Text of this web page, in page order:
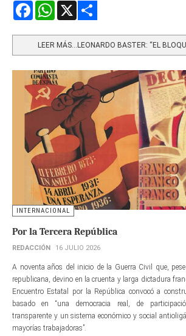
FacebookWhatsApp
LEER MÁS…LEONARDO BASTER: “EL
INTERNACIONAL
Por la Tercera República
REDACCIÓN 16 JULIO 2026
A noventa años del inicio de la Guerra Civil que,
republicana, devino en la cruenta y larga dictadura
Encuentro Estatal por la República convocó a
basado en “una democracia real, de
transparente y un sistema económico y social
mayorías trabajadoras”.